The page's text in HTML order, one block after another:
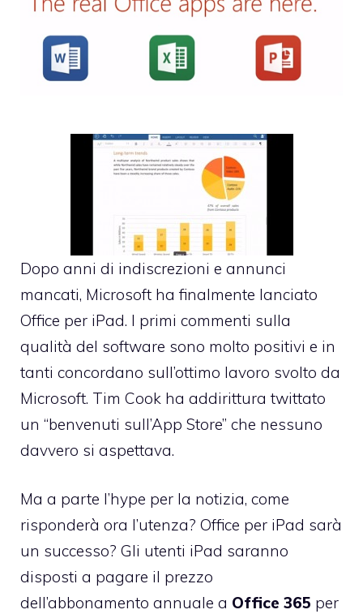
Dopo anni di indiscrezioni e annunci
mancati, Microsoft ha finalmente lanciato
Office per iPad. I primi commenti sulla
qualità del software sono molto positivi e in
tanti concordano sull’ottimo lavoro svolto da
Microsoft. Tim Cook ha addirittura twittato
un “benvenuti sull’App Store” che nessuno
davvero si aspettava.
Ma a parte l’hype per la notizia, come
risponderà ora l’utenza? Office per iPad sarà
un successo? Gli utenti iPad saranno
disposti a pagare il prezzo
dell’abbonamento annuale a Office 365 per